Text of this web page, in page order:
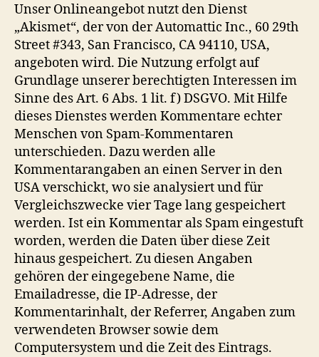
Unser Onlineangebot nutzt den Dienst
„Akismet“, der von der Automattic Inc., 60 29th
Street #343, San Francisco, CA 94110, USA,
angeboten wird. Die Nutzung erfolgt auf
Grundlage unserer berechtigten Interessen im
Sinne des Art. 6 Abs. 1 lit. f) DSGVO. Mit Hilfe
dieses Dienstes werden Kommentare echter
Menschen von Spam-Kommentaren
unterschieden. Dazu werden alle
Kommentarangaben an einen Server in den
USA verschickt, wo sie analysiert und für
Vergleichszwecke vier Tage lang gespeichert
werden. Ist ein Kommentar als Spam eingestuft
worden, werden die Daten über diese Zeit
hinaus gespeichert. Zu diesen Angaben
gehören der eingegebene Name, die
Emailadresse, die IP-Adresse, der
Kommentarinhalt, der Referrer, Angaben zum
verwendeten Browser sowie dem
Computersystem und die Zeit des Eintrags.